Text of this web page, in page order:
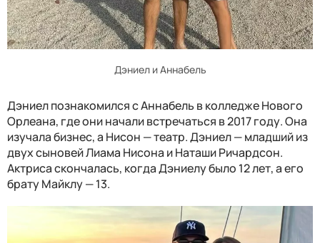
Дэниел и Аннабель
Дэниел познакомился с Аннабель в колледже Нового
Орлеана, где они начали встречаться в 2017 году. Она
изучала бизнес, а Нисон — театр. Дэниел — младший из
двух сыновей Лиама Нисона и Наташи Ричардсон.
Актриса скончалась, когда Дэниелу было 12 лет, а его
брату Майклу — 13.